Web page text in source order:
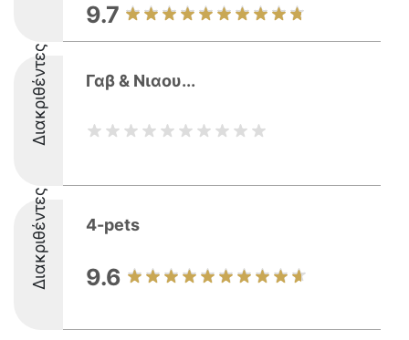
9.7
Διακριθέντες Γαβ & Νιαου...
Διακριθέντες 4-pets
9.6